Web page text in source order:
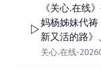
《关心.在线
妈杨姊妹代
新又活的路》
关心.在线-